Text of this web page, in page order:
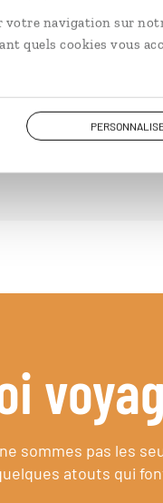
navigation sur
quels cookies vous
15 jours / 12 nuits
à partir de 4700€
sommes pas les
atouts qui